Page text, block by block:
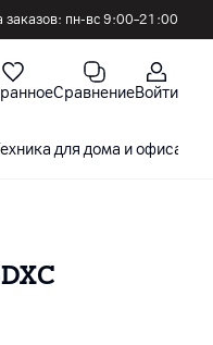
заказов: пн-вс 9:00–21:00
СравнениеВойти
для дома и офиса